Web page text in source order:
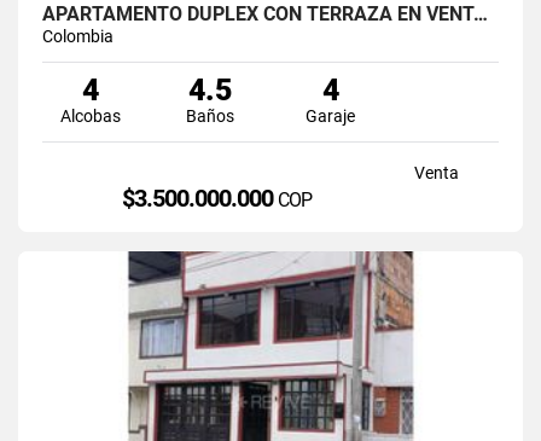
APARTAMENTO DÚPLEX CON TERRAZA EN VENTA BELLA SUIZA USAQUÉN BOGOTÁ
Colombia
4
Alcobas
4.5
Baños
4
Garaje
Venta
$3.500.000.000 COP